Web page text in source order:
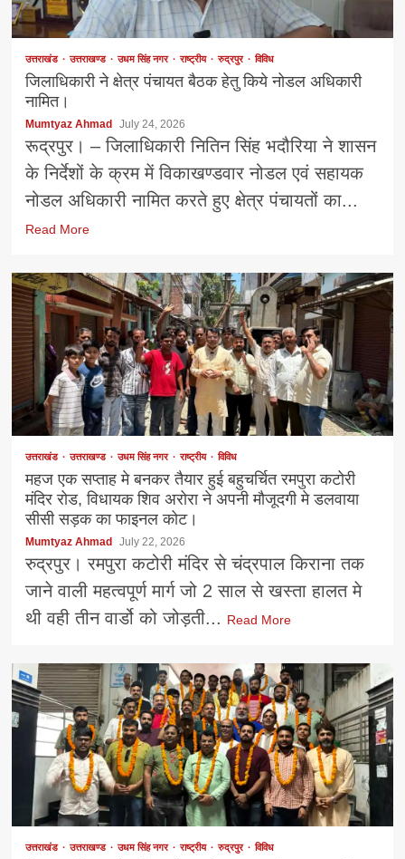
उत्तराखंड उत्तराखण्ड उधम सिंह नगर राष्ट्रीय रुद्रपुर विविध
जिलाधिकारी ने क्षेत्र पंचायत बैठक हेतु किये नोडल अधिकारी
नामित।
Mumtyaz Ahmad July 24, 2026
रूद्रपुर। – जिलाधिकारी नितिन सिंह भदौरिया ने शासन
के निर्देशों के क्रम में विकाखण्डवार नोडल एवं सहायक
नोडल अधिकारी नामित करते हुए क्षेत्र पंचायतों का...
Read More
उत्तराखंड उत्तराखण्ड उधम सिंह नगर राष्ट्रीय विविध
महज एक सप्ताह मे बनकर तैयार हुई बहुचर्चित रमपुरा कटोरी
मंदिर रोड, विधायक शिव अरोरा ने अपनी मौजूदगी मे डलवाया
सीसी सड़क का फाइनल कोट।
Mumtyaz Ahmad July 22, 2026
रुद्रपुर। रमपुरा कटोरी मंदिर से चंद्रपाल किराना तक
जाने वाली महत्वपूर्ण मार्ग जो 2 साल से खस्ता हालत मे
थी वही तीन वार्डो को जोड़ती... Read More
उत्तराखंड उत्तराखण्ड उधम सिंह नगर राष्ट्रीय रुद्रपुर विविध